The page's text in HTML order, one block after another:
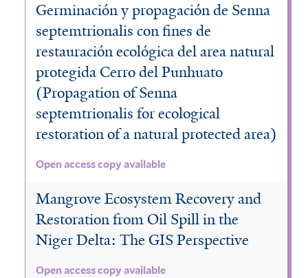
Germinación y propagación de Senna
septemtrionalis con fines de
restauración ecológica del area natural
protegida Cerro del Punhuato
(Propagation of Senna
septemtrionalis for ecological
restoration of a natural protected area)
Open access copy available
Mangrove Ecosystem Recovery and
Restoration from Oil Spill in the
Niger Delta: The GIS Perspective
Open access copy available